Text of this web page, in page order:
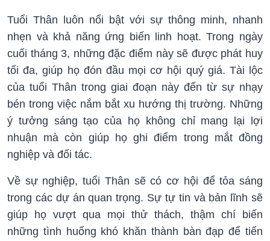
Tuổi Thân luôn nổi bật với sự thông minh, nhanh
nhẹn và khả năng ứng biến linh hoạt. Trong ngày
cuối tháng 3, những đặc điểm này sẽ được phát huy
tối đa, giúp họ đón đầu mọi cơ hội quý giá. Tài lộc
của tuổi Thân trong giai đoạn này đến từ sự nhạy
bén trong việc nắm bắt xu hướng thị trường. Những
ý tưởng sáng tạo của họ không chỉ mang lại lợi
nhuận mà còn giúp họ ghi điểm trong mắt đồng
nghiệp và đối tác.
Về sự nghiệp, tuổi Thân sẽ có cơ hội để tỏa sáng
trong các dự án quan trọng. Sự tự tin và bản lĩnh sẽ
giúp họ vượt qua mọi thử thách, thậm chí biến
những tình huống khó khăn thành bàn đạp để tiến